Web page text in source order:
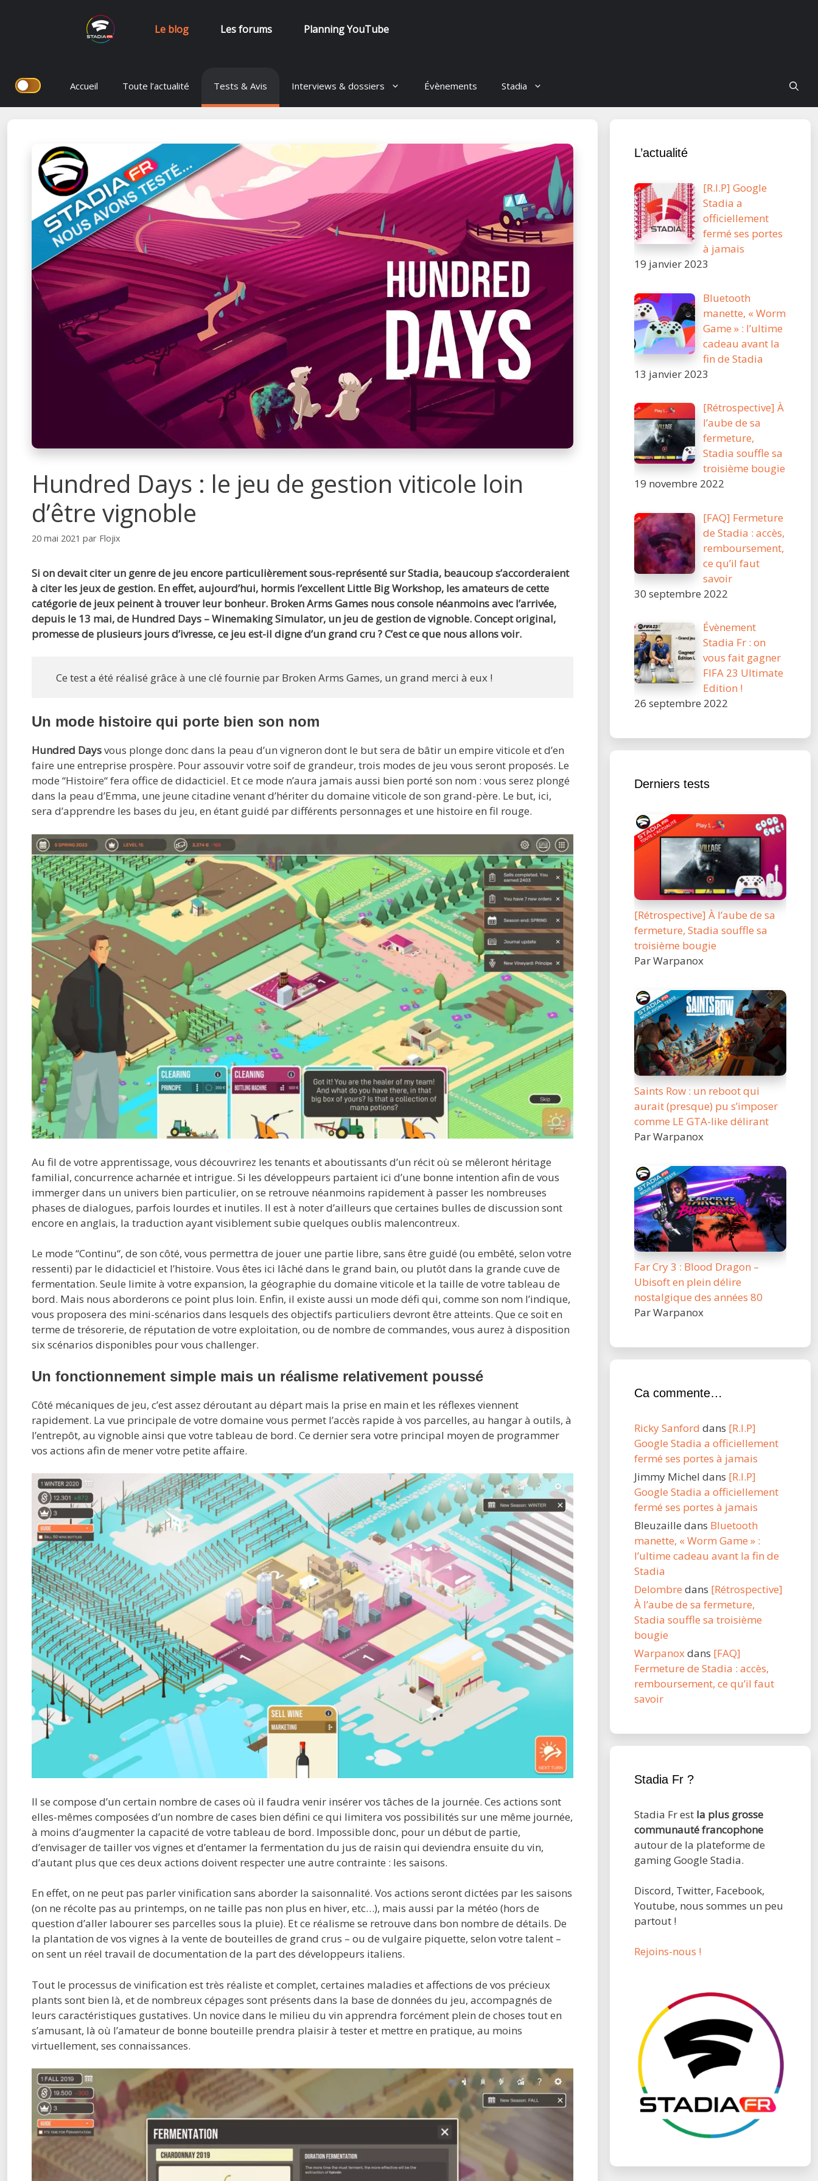
Le blog Les forums Planning YouTube
Aller
contenu
Accueil Toute l’actualité Tests & Avis Interviews & dossiers Évènements Stadia
Hundred Days : le jeu de gestion viticole loin
d’être vignoble
20 mai 2021 par Flojix
Si on devait citer un genre de jeu encore particulièrement sous-représenté sur Stadia, beaucoup s’accorderaient
à citer les jeux de gestion. En effet, aujourd’hui, hormis l’excellent Little Big Workshop, les amateurs de cette
catégorie de jeux peinent à trouver leur bonheur. Broken Arms Games nous console néanmoins avec l’arrivée,
depuis le 13 mai, de Hundred Days – Winemaking Simulator, un jeu de gestion de vignoble. Concept original,
promesse de plusieurs jours d’ivresse, ce jeu est-il digne d’un grand cru ? C’est ce que nous allons voir.
Ce test a été réalisé grâce à une clé fournie par Broken Arms Games, un grand merci à eux !
Un mode histoire qui porte bien son nom
Hundred Daysvous plonge donc dans la peau d’un vigneron dont le but sera de bâtir un empire viticole et d’en
faire une entreprise prospère. Pour assouvir votre soif de grandeur, trois modes de jeu vous seront proposés. Le
mode “Histoire“ fera office de didacticiel. Et ce mode n’aura jamais aussi bien porté son nom : vous serez plongé
dans la peau d’Emma, une jeune citadine venant d’hériter du domaine viticole de son grand-père. Le but, ici,
sera d’apprendre les bases du jeu, en étant guidé par différents personnages et une histoire en fil rouge.
Au fil de votre apprentissage, vous découvrirez les tenants et aboutissants d’un récit où se mêleront héritage
familial, concurrence acharnée et intrigue. Si les développeurs partaient ici d’une bonne intention afin de vous
immerger dans un univers bien particulier, on se retrouve néanmoins rapidement à passer les nombreuses
phases de dialogues, parfois lourdes et inutiles. Il est à noter d’ailleurs que certaines bulles de discussion sont
encore en anglais, la traduction ayant visiblement subie quelques oublis malencontreux.
Le mode “Continu“, de son côté, vous permettra de jouer une partie libre, sans être guidé (ou embêté, selon votre
ressenti) par le didacticiel et l’histoire. Vous êtes ici lâché dans le grand bain, ou plutôt dans la grande cuve de
fermentation. Seule limite à votre expansion, la géographie du domaine viticole et la taille de votre tableau de
bord. Mais nous aborderons ce point plus loin. Enfin, il existe aussi un mode défi qui, comme son nom l’indique,
vous proposera des mini-scénarios dans lesquels des objectifs particuliers devront être atteints. Que ce soit en
terme de trésorerie, de réputation de votre exploitation, ou de nombre de commandes, vous aurez à disposition
six scénarios disponibles pour vous challenger.
Un fonctionnement simple mais un réalisme relativement poussé
Côté mécaniques de jeu, c’est assez déroutant au départ mais la prise en main et les réflexes viennent
rapidement. La vue principale de votre domaine vous permet l’accès rapide à vos parcelles, au hangar à outils, à
l’entrepôt, au vignoble ainsi que votre tableau de bord. Ce dernier sera votre principal moyen de programmer
vos actions afin de mener votre petite affaire.
Il se compose d’un certain nombre de cases où il faudra venir insérer vos tâches de la journée. Ces actions sont
elles-mêmes composées d’un nombre de cases bien défini ce qui limitera vos possibilités sur une même journée,
à moins d’augmenter la capacité de votre tableau de bord. Impossible donc, pour un début de partie,
d’envisager de tailler vos vignes et d’entamer la fermentation du jus de raisin qui deviendra ensuite du vin,
d’autant plus que ces deux actions doivent respecter une autre contrainte : les saisons.
En effet, on ne peut pas parler vinification sans aborder la saisonnalité. Vos actions seront dictées par les saisons
(on ne récolte pas au printemps, on ne taille pas non plus en hiver, etc…), mais aussi par la météo (hors de
question d’aller labourer ses parcelles sous la pluie). Et ce réalisme se retrouve dans bon nombre de détails. De
la plantation de vos vignes à la vente de bouteilles de grand crus – ou de vulgaire piquette, selon votre talent –
on sent un réel travail de documentation de la part des développeurs italiens.
Tout le processus de vinification est très réaliste et complet, certaines maladies et affections de vos précieux
plants sont bien là, et de nombreux cépages sont présents dans la base de données du jeu, accompagnés de
leurs caractéristiques gustatives. Un novice dans le milieu du vin apprendra forcément plein de choses tout en
s’amusant, là où l’amateur de bonne bouteille prendra plaisir à tester et mettre en pratique, au moins
virtuellement, ses connaissances.
L’actualité
[R.I.P] Google
Stadia a
officiellement
fermé ses portes
à jamais
19 janvier 2023
Bluetooth
manette, « Worm
Game » : l’ultime
cadeau avant la
fin de Stadia
13 janvier 2023
[Rétrospective] À
l’aube de sa
fermeture,
Stadia souffle sa
troisième bougie
19 novembre 2022
[FAQ] Fermeture
de Stadia : accès,
remboursement,
ce qu’il faut
savoir
30 septembre 2022
Évènement
Stadia Fr : on
vous fait gagner
FIFA 23 Ultimate
Edition !
26 septembre 2022
Derniers tests
[Rétrospective] À l’aube de sa
fermeture, Stadia souffle sa
troisième bougie
Par Warpanox
Saints Row : un reboot qui
aurait (presque) pu s’imposer
comme LE GTA-like délirant
Par Warpanox
Far Cry 3 : Blood Dragon –
Ubisoft en plein délire
nostalgique des années 80
Par Warpanox
Ca commente…
Ricky Sanford dans [R.I.P]
Google Stadia a officiellement
fermé ses portes à jamais
Jimmy Michel dans [R.I.P]
Google Stadia a officiellement
fermé ses portes à jamais
Bleuzaille dans Bluetooth
manette, « Worm Game » :
l’ultime cadeau avant la fin de
Stadia
Delombre dans [Rétrospective]
À l’aube de sa fermeture,
Stadia souffle sa troisième
bougie
Warpanoxdans [FAQ]
Fermeture de Stadia : accès,
remboursement, ce qu’il faut
savoir
Stadia Fr ?
Stadia Fr est la plus grosse
communauté francophone
autour de la plateforme de
gaming Google Stadia.
Discord, Twitter, Facebook,
Youtube, nous sommes un peu
partout !
Rejoins-nous !